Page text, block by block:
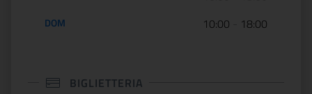
DOM 10:00 18:00
BIGLIETTERIA